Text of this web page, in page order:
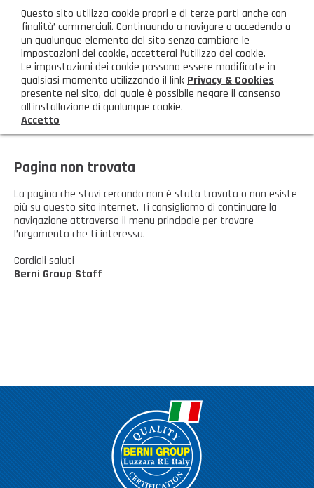
AREA CLIENTI
HOME
AZIENDA
Chi siamo
GAMMA PRODOTTI
Illuminazione
Igienizzanti-mascherine-guanti
PRODOTTI NOVITÀ
Prodotti in Promozione
CONTATTI
Pagina non trovata
La pagina che stavi cercando non è stata trovata o non esiste
più su questo sito internet. Ti consigliamo di continuare la
navigazione attraverso il menu principale per trovare
l’argomento che ti interessa.
Cordiali saluti
Berni Group Staff
Questo sito utilizza cookie propri e di terze parti anche con
finalità’ commerciali. Continuando a navigare o accedendo a
un qualunque elemento del sito senza cambiare le
impostazioni dei cookie, accetterai l’utilizzo dei cookie.
Le impostazioni dei cookie possono essere modificate in
qualsiasi momento utilizzando il link Privacy & Cookies
presente nel sito, dal quale è possibile negare il consenso
all'installazione di qualunque cookie.
Accetto